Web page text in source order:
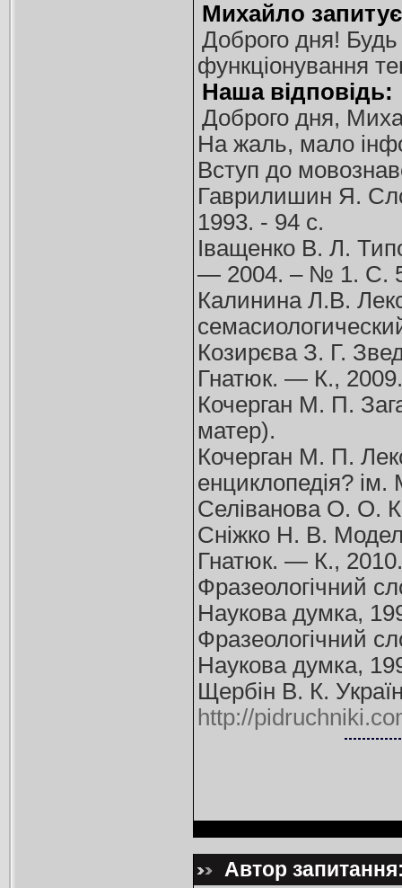
Михайло
Доброго дня! Будь
функціонування
Наша відповідь:
Доброго дня,
На жаль, мало
Вступ до
Гаврилишин Я.
1993. - 94 с.
Іващенко В. Л.
— 2004. – № 1. С.
Калинина Л.В.
Козирєва З. Г.
Гнатюк. — К.,
Кочерган М. П.
матер).
Кочерган М. П.
енциклопедія?
Селіванова О. О.
Сніжко Н. В.
Гнатюк. — К.,
Фразеологічний
Наукова думка,
Фразеологічний
Наукова думка,
Щербін В. К.
http://
Автор